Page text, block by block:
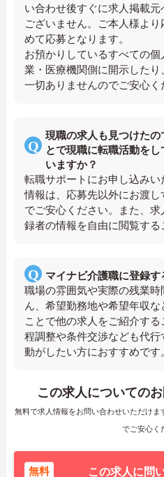
い合わせ後すぐに求人掲載
ございません。ご本人様よ
めて応募となります。
お預かりしているすべての
業・医療機関側に開示した
一切ありませんのでご安心く
現職の求人も見つけた
とで現職に転職活動を
いますか？
転職サポートにお申し込み
情報は、応募先以外にお渡
でご安心ください。また、
録者の情報を自由に閲覧する
マイナビ介護職に登録
職場の雰囲気や実際の残業
ん、希望勤務地や希望年収
ことで他の求人をご紹介す
程調整や条件交渉なども代
動がしたい方におすすめです
この求人についての
無料で求人情報をお問い合わせいただけ
でご安心く
無料 この求人に問